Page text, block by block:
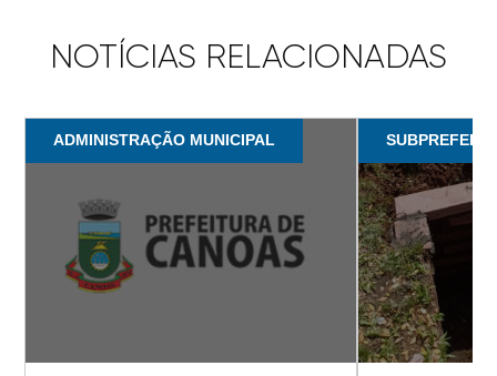
NOTÍCIAS RELACIONADAS
ADMINISTRAÇÃO MUNICIPAL